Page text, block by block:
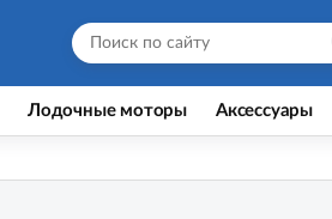
Лодочные моторы Аксессуары